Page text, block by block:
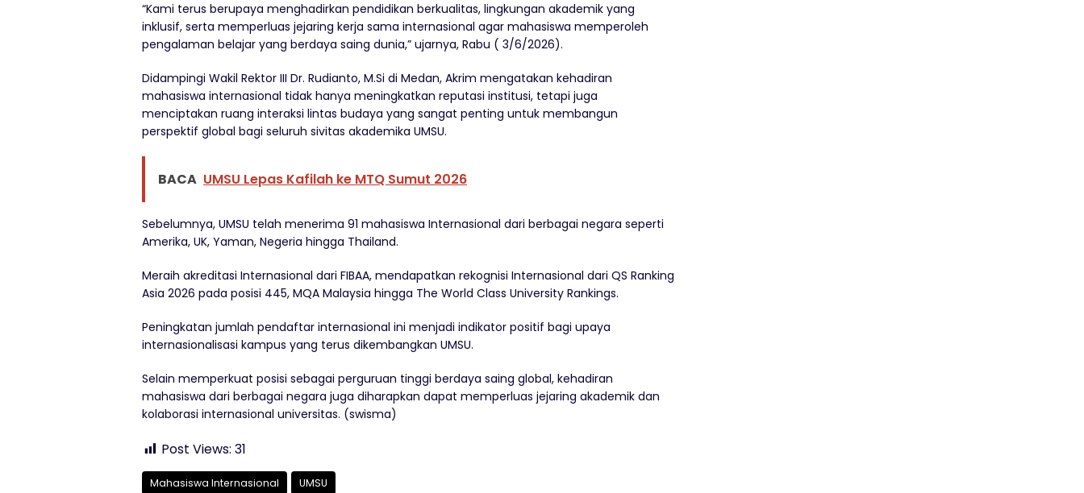
“Kami terus berupaya menghadirkan pendidikan berkualitas, lingkungan akademik yang
inklusif, serta memperluas jejaring kerja sama internasional agar mahasiswa memperoleh
pengalaman belajar yang berdaya saing dunia,” ujarnya, Rabu ( 3/6/2026).
Didampingi Wakil Rektor III Dr. Rudianto, M.Si di Medan, Akrim mengatakan kehadiran
mahasiswa internasional tidak hanya meningkatkan reputasi institusi, tetapi juga
menciptakan ruang interaksi lintas budaya yang sangat penting untuk membangun
perspektif global bagi seluruh sivitas akademika UMSU.
BACA UMSU Lepas Kafilah ke MTQ Sumut 2026
Sebelumnya, UMSU telah menerima 91 mahasiswa Internasional dari berbagai negara seperti
Amerika, UK, Yaman, Negeria hingga Thailand.
Meraih akreditasi Internasional dari FIBAA, mendapatkan rekognisi Internasional dari QS Ranking
Asia 2026 pada posisi 445, MQA Malaysia hingga The World Class University Rankings.
Peningkatan jumlah pendaftar internasional ini menjadi indikator positif bagi upaya
internasionalisasi kampus yang terus dikembangkan UMSU.
Selain memperkuat posisi sebagai perguruan tinggi berdaya saing global, kehadiran
mahasiswa dari berbagai negara juga diharapkan dapat memperluas jejaring akademik dan
kolaborasi internasional universitas. (swisma)
Post Views: 31
Mahasiswa Internasional UMSU